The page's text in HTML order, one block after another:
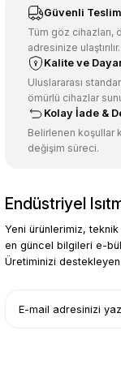
Ürün resmi
Ürün
Ürün bilgilerinde
Ürün fiyatı diğer
Bu ürüne benzer
Güvenli
Tüm göz cihazları,
adresinize ulaştırılır.
Kalite ve
Uluslararası
ömürlü cihazlar
Kolay İade &
Belirlenen koşullar
değişim süreci.
Endüstriyel
Yeni ürünlerimiz,
en güncel bilgileri e-
Üretiminizi